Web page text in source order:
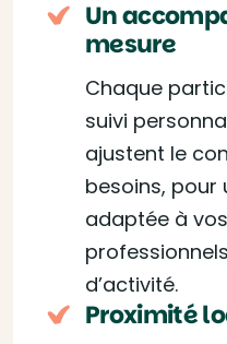
Un
mesure
Chaque
suivi
ajustent le
besoins,
adaptée à
d’activité.
Proximité